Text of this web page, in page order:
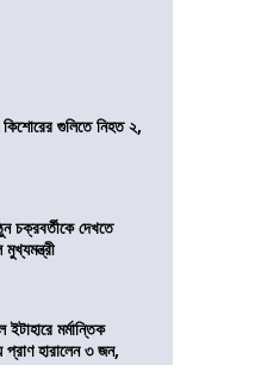
কিশোরের গুলিতে নিহত ২,
চক্রবর্তীকে দেখতে
মুখ্যমন্ত্রী
মর্মান্তিক
প্রাণ হারালেন ৩ জন,